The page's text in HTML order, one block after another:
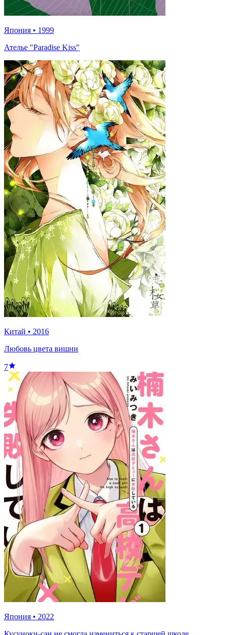
Япония • 1999
Ателье "Paradise Kiss"
Китай • 2016
Любовь цвета вишни
7
Япония • 2022